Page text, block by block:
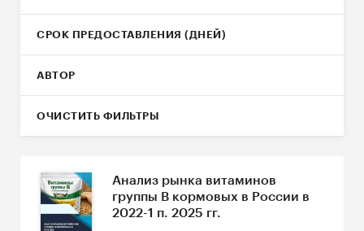
СРОК ПРЕДОСТАВЛЕНИЯ (ДНЕЙ)
АВТОР
ОЧИСТИТЬ ФИЛЬТРЫ
Анализ рынка витаминов
группы В кормовых в России в
2022-1 п. 2025 гг.